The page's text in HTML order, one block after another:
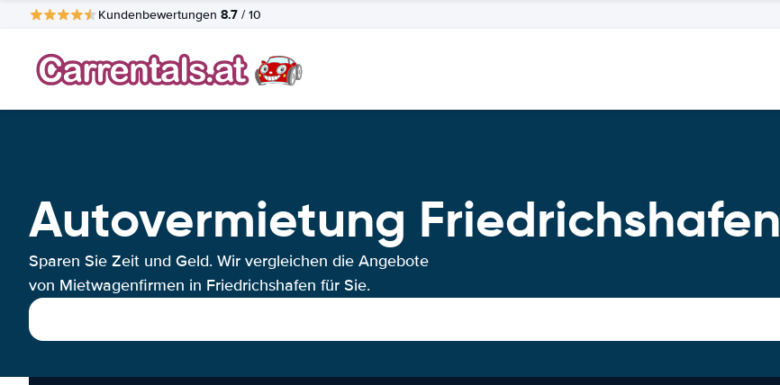
Kundenbewertungen 8.7 / 10
Autovermietung Friedrichshafen
Sparen Sie Zeit und Geld. Wir vergleichen die Angebote
von Mietwagenfirmen in Friedrichshafen für Sie.